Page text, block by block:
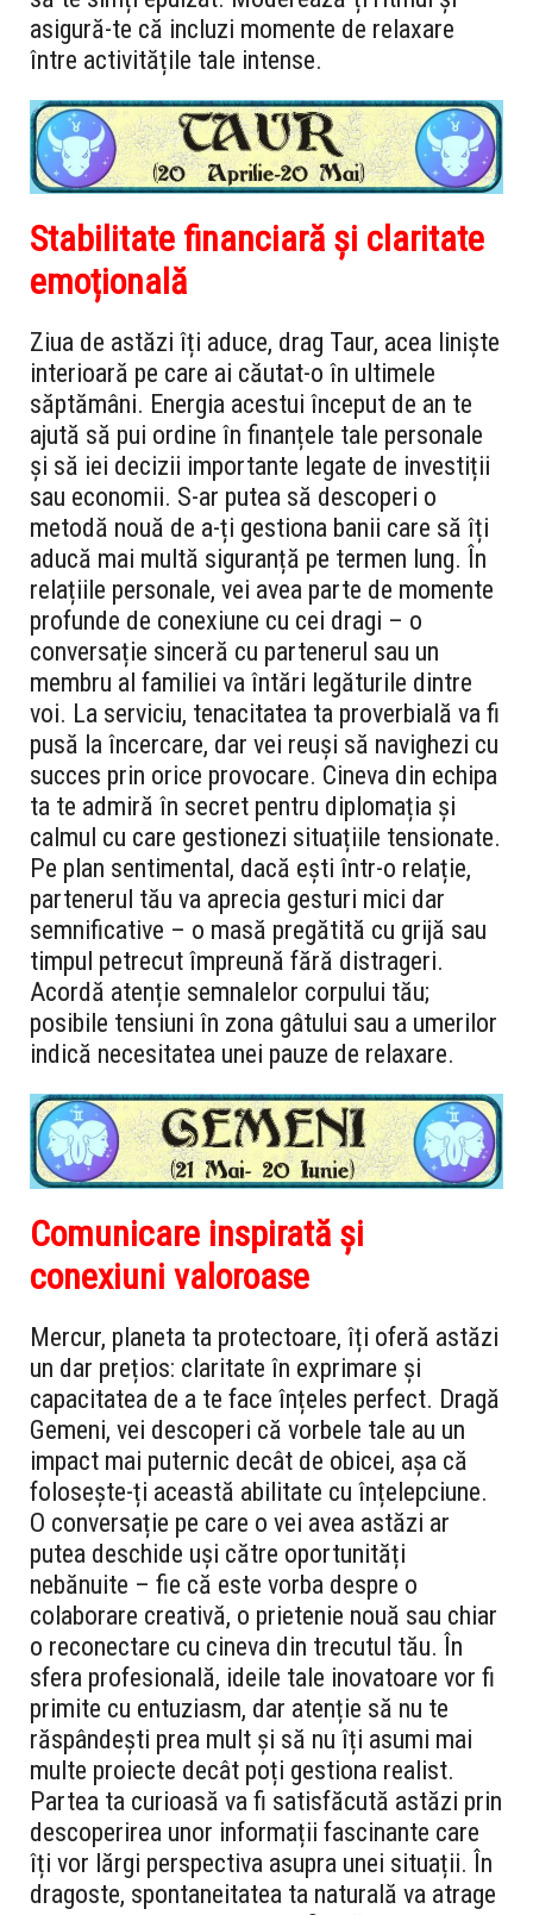
asigură-te că incluzi momente de relaxare
între activitățile tale intense.
Stabilitate financiară și claritate
emoțională
Ziua de astăzi îți aduce, drag Taur, acea liniște
interioară pe care ai căutat-o în ultimele
săptămâni. Energia acestui început de an te
ajută să pui ordine în finanțele tale personale
și să iei decizii importante legate de investiții
sau economii. S-ar putea să descoperi o
metodă nouă de a-ți gestiona banii care să îți
aducă mai multă siguranță pe termen lung. În
relațiile personale, vei avea parte de momente
profunde de conexiune cu cei dragi – o
conversație sinceră cu partenerul sau un
membru al familiei va întări legăturile dintre
voi. La serviciu, tenacitatea ta proverbială va fi
pusă la încercare, dar vei reuși să navighezi cu
succes prin orice provocare. Cineva din echipa
ta te admiră în secret pentru diplomația și
calmul cu care gestionezi situațiile tensionate.
Pe plan sentimental, dacă ești într-o relație,
partenerul tău va aprecia gesturi mici dar
semnificative – o masă pregătită cu grijă sau
timpul petrecut împreună fără distrageri.
Acordă atenție semnalelor corpului tău;
posibile tensiuni în zona gâtului sau a umerilor
indică necesitatea unei pauze de relaxare.
Comunicare inspirată și
conexiuni valoroase
Mercur, planeta ta protectoare, îți oferă astăzi
un dar prețios: claritate în exprimare și
capacitatea de a te face înțeles perfect. Dragă
Gemeni, vei descoperi că vorbele tale au un
impact mai puternic decât de obicei, așa că
folosește-ți această abilitate cu înțelepciune.
O conversație pe care o vei avea astăzi ar
putea deschide uși către oportunități
nebănuite – fie că este vorba despre o
colaborare creativă, o prietenie nouă sau chiar
o reconectare cu cineva din trecutul tău. În
sfera profesională, ideile tale inovatoare vor fi
primite cu entuziasm, dar atenție să nu te
răspândești prea mult și să nu îți asumi mai
multe proiecte decât poți gestiona realist.
Partea ta curioasă va fi satisfăcută astăzi prin
descoperirea unor informații fascinante care
îți vor lărgi perspectiva asupra unei situații. În
dragoste, spontaneitatea ta naturală va atrage